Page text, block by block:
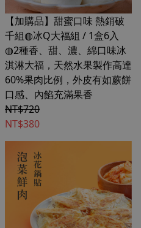
【加購品】甜蜜口味 熱銷破
千組◍冰Q大福組 / 1盒6入
◍2種香、甜、濃、綿口味冰
淇淋大福，天然水果製作高達
60%果肉比例，外皮有如蕨餅
口感、內餡充滿果香
NT$720
NT$380